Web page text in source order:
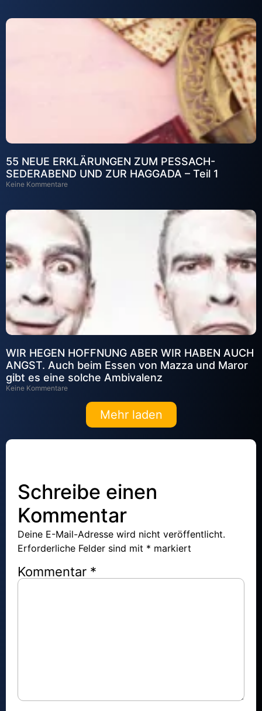
55 NEUE ERKLÄRUNGEN ZUM PESSACH-
SEDERABEND UND ZUR HAGGADA – Teil 1
Keine Kommentare
WIR HEGEN HOFFNUNG ABER WIR HABEN AUCH
ANGST. Auch beim Essen von Mazza und Maror
gibt es eine solche Ambivalenz
Keine Kommentare
Mehr laden
Schreibe einen
Kommentar
Deine E-Mail-Adresse wird nicht veröffentlicht.
Erforderliche Felder sind mit * markiert
Kommentar *